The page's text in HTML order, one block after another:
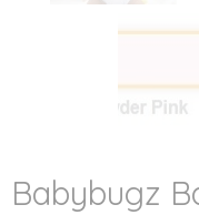
Babybugz